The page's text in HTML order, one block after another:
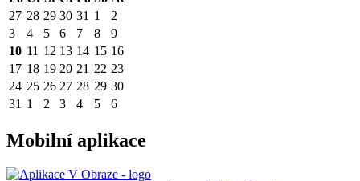
27 28 29 30 31 1
2
3
4 5 6 7 8
9
10 11 12 13 14 15 16
17 18 19 20 21 22 23
24 25 26 27 28 29 30
31 1 2 3 4 5 6
Mobilní aplikace